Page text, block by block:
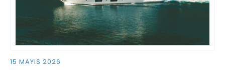
15 MAYIS 2026